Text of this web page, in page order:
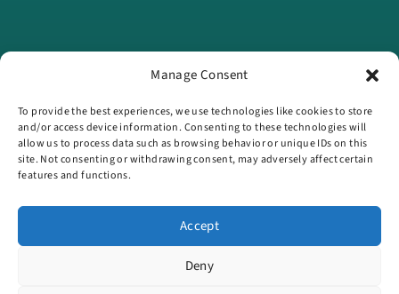
Manage Consent
To provide the best experiences, we use technologies like cookies to store
and/or access device information. Consenting to these technologies will
allow us to process data such as browsing behavior or unique IDs on this
site. Not consenting or withdrawing consent, may adversely affect certain
features and functions.
Accept
Deny
Gebruik van deze site betekent dat je de
privacy- en cookieverklaringaccepteert en waar van toepassing de
algemene voorwaarden van derde verkopers.